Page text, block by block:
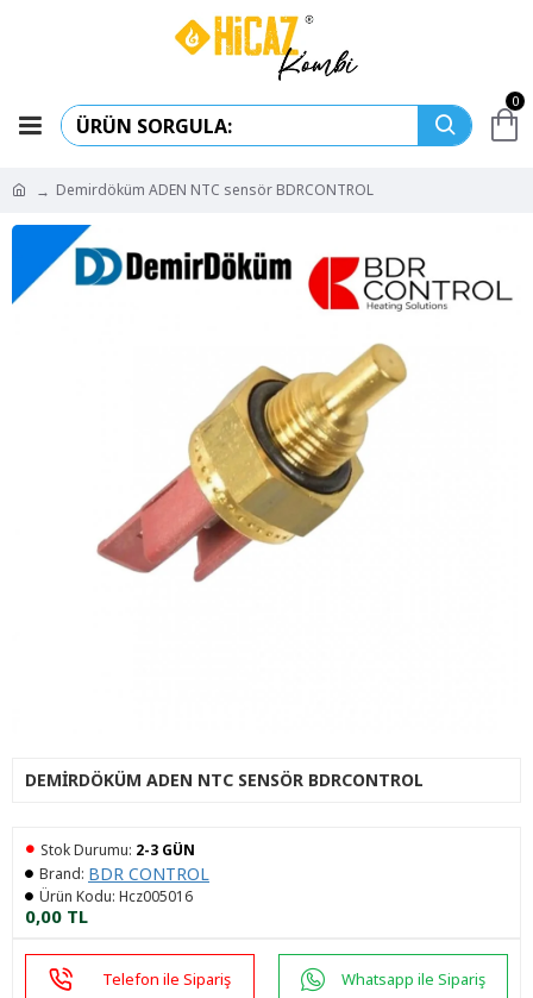
0
Demirdöküm ADEN NTC sensör BDRCONTROL
DEMIRDÖKÜM ADEN NTC SENSÖR BDRCONTROL
0,00 TL
Stok Durumu: 2-3 GÜN
Brand: BDR CONTROL
Ürün Kodu: Hcz005016
Telefon ile Sipariş Whatsapp ile Sipariş